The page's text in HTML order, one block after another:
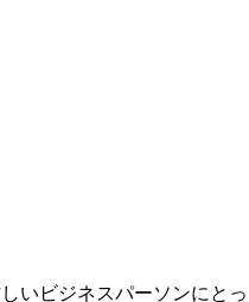
いビジネスパーソンにとっ